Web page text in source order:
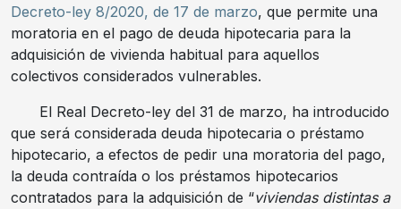
Decreto-ley 8/2020, de 17 de marzo, que permite una
moratoria en el pago de deuda hipotecaria para la
adquisición de vivienda habitual para aquellos
colectivos considerados vulnerables.
El Real Decreto-ley del 31 de marzo, ha introducido
que será considerada deuda hipotecaria o préstamo
hipotecario, a efectos de pedir una moratoria del pago,
la deuda contraída o los préstamos hipotecarios
contratados para la adquisición de “viviendas distintas a